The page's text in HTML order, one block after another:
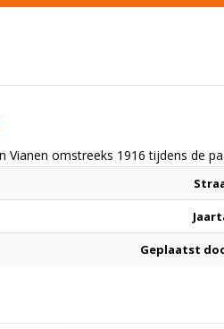
Vianen omstreeks 1916 tijdens de
Geplaatst